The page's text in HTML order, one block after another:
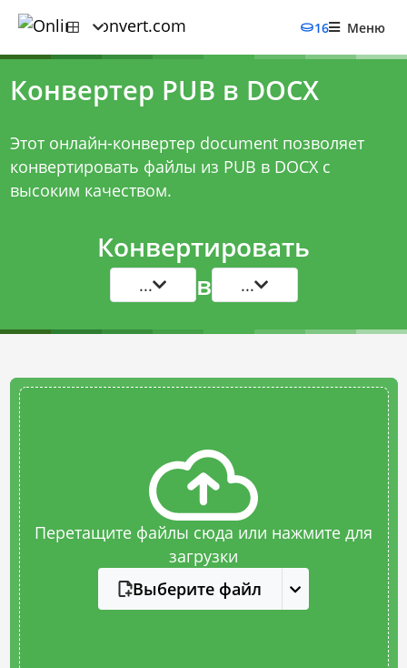
16 Меню
Конвертер PUB в DOCX
Этот онлайн-конвертер document позволяет
конвертировать файлы из PUB в DOCX с
высоким качеством.
Конвертировать
... в ...
Перетащите файлы сюда или нажмите для
загрузки
Выберите файл